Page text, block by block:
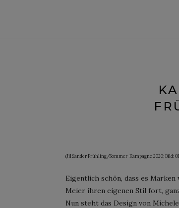
(Jil Sander Frühling/Sommer-Kampagne 2020; Bild:
Eigentlich schön, dass es
Meier ihren eigenen Stil fort,
Nun steht das Design von